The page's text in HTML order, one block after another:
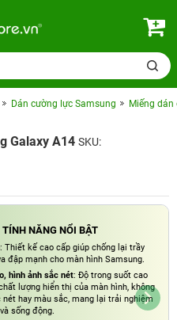
Dán cường lực Samsung Miếng
Galaxy A14 SKU:
TÍNH NĂNG NỔI BẬT
: Thiết kế cao cấp giúp chống lại trầy
đập mạnh cho màn hình Samsung.
hình ảnh sắc nét: Độ trong suốt cao
lượng hiển thị của màn hình, không
nét hay màu sắc, mang lại trải nghiệm
sống động.